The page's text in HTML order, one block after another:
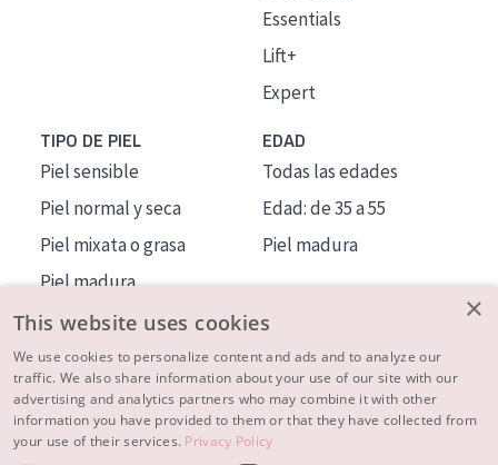
Essentials
Lift+
Expert
TIPO DE PIEL
Piel sensible
Piel normal y seca
Piel mixata o grasa
Piel madura
Piel expuesta al sol
Piel menopáusica
EDAD
Todas las edades
Edad: de 35 a 55
Piel madura
MÁS SOBRE NOSOTROS
INSPIRACIÓN
×
This website uses cookies
We use cookies to personalize content and ads and to analyze our
traffic. We also share information about your use of our site with our
advertising and analytics partners who may combine it with other
information you have provided to them or that they have collected from
your use of their services. Privacy Policy